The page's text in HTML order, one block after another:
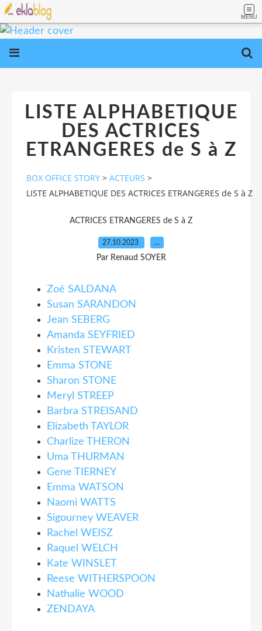
MENU
LISTE ALPHABETIQUE
DES ACTRICES
ETRANGERES de S à Z
BOX OFFICE STORY > ACTEURS >
LISTE ALPHABETIQUE DES ACTRICES ETRANGERES de S à Z
ACTRICES ETRANGERES de S à Z
27.10.2023 …
Par Renaud SOYER
Zoé SALDANA
Susan SARANDON
Jean SEBERG
Amanda SEYFRIED
Kristen STEWART
Emma STONE
Sharon STONE
Meryl STREEP
Barbra STREISAND
Elizabeth TAYLOR
Charlize THERON
Uma THURMAN
Gene TIERNEY
Emma WATSON
Naomi WATTS
Sigourney WEAVER
Rachel WEISZ
Raquel WELCH
Kate WINSLET
Reese WITHERSPOON
Nathalie WOOD
ZENDAYA